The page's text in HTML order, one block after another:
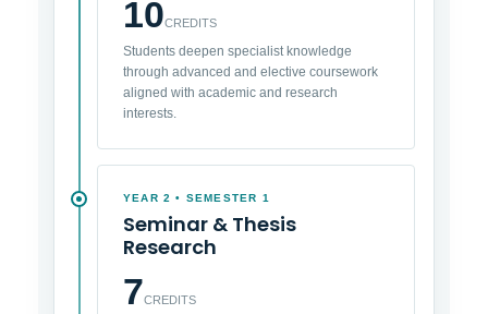
10CREDITS
Students deepen specialist knowledge
through advanced and elective coursework
aligned with academic and research
interests.
YEAR 2 • SEMESTER 1
Seminar & Thesis
Research
7CREDITS